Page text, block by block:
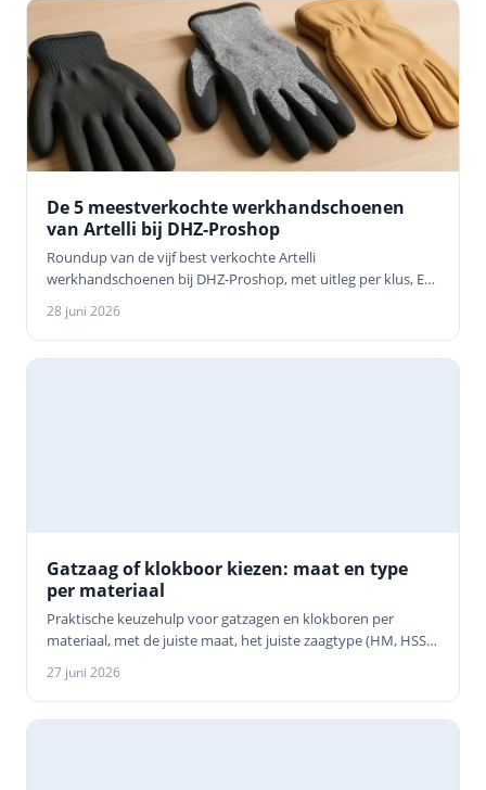
De 5 meestverkochte werkhandschoenen
van Artelli bij DHZ-Proshop
Roundup van de vijf best verkochte Artelli
werkhandschoenen bij DHZ-Proshop, met uitleg per klus, EN
28 juni 2026
Gatzaag of klokboor kiezen: maat en type
per materiaal
Praktische keuzehulp voor gatzagen en klokboren per
materiaal, met de juiste maat, het juiste zaagtype (HM, HSS
27 juni 2026